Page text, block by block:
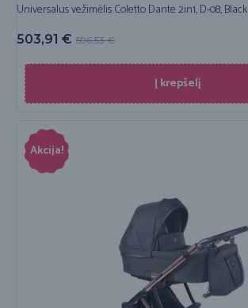
Universalus vežimėlis Coletto Dante 2in1, D-08, Black
596,53€
503,91 €
Į krepšelį
Akcija!